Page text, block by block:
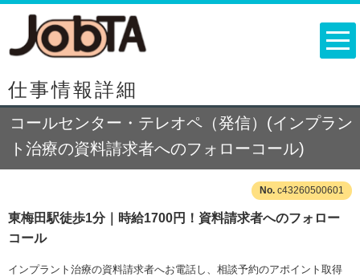
仕事情報詳細
コールセンター・テレオペ（発信）(インプラン
ト治療の資料請求者へのフォローコール)
c43260500601
東梅田駅徒歩1分｜時給1700円！資料請求者へのフォロー
コール
インプラント治療の資料請求者へお電話し、相談予約のアポイント取得